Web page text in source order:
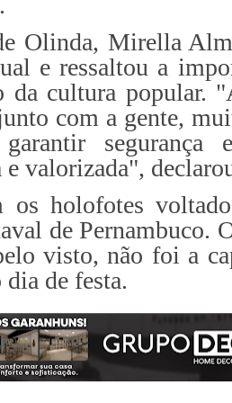
Olinda, Mirella
e ressaltou a
da cultura popular.
com a gente,
garantir
valorizada",
os holofotes
de Pernambuco.
visto, não foi a
de festa.